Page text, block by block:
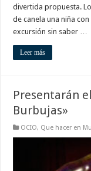
divertida propuesta.
de canela una niña
excursión sin saber …
Leer más
Presentarán
Burbujas»
OCIO, Que hacer en